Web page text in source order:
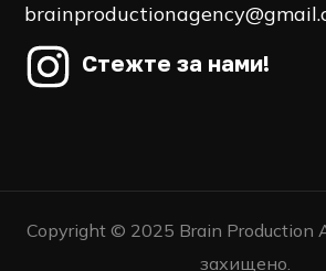
Стежте за нами!
Copyright © 2025 Brain Production
захищено.